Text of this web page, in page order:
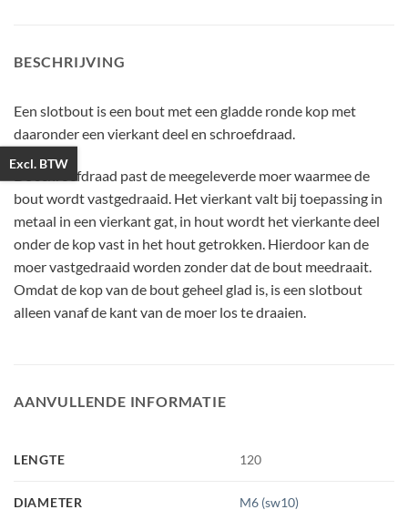
BESCHRIJVING
Een slotbout is een bout met een gladde ronde kop met
daaronder een vierkant deel en schroefdraad.
De schroefdraad past de meegeleverde moer waarmee de
bout wordt vastgedraaid. Het vierkant valt bij toepassing in
metaal in een vierkant gat, in hout wordt het vierkante deel
onder de kop vast in het hout getrokken. Hierdoor kan de
moer vastgedraaid worden zonder dat de bout meedraait.
Omdat de kop van de bout geheel glad is, is een slotbout
alleen vanaf de kant van de moer los te draaien.
AANVULLENDE INFORMATIE
LENGTE 120
DIAMETER M6 (sw10)
Excl. BTW